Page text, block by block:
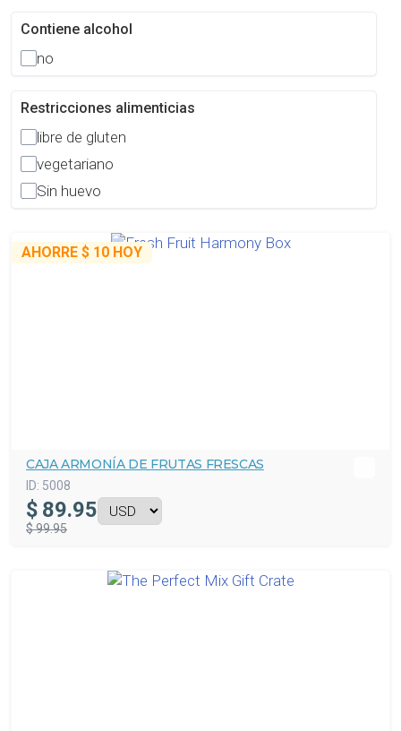
Contiene alcohol
no
Restricciones alimenticias
libre de gluten
vegetariano
Sin huevo
AHORRE $ 10 HOY
CAJA ARMONÍA DE FRUTAS FRESCAS
ID: 5008
$ 89.95
$ 99.95